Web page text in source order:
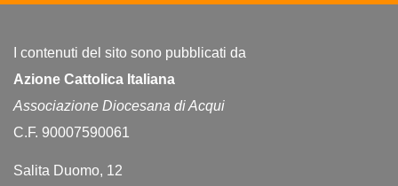
I contenuti del sito sono pubblicati da
Azione Cattolica Italiana
Associazione Diocesana di Acqui
C.F. 90007590061
Salita Duomo, 12